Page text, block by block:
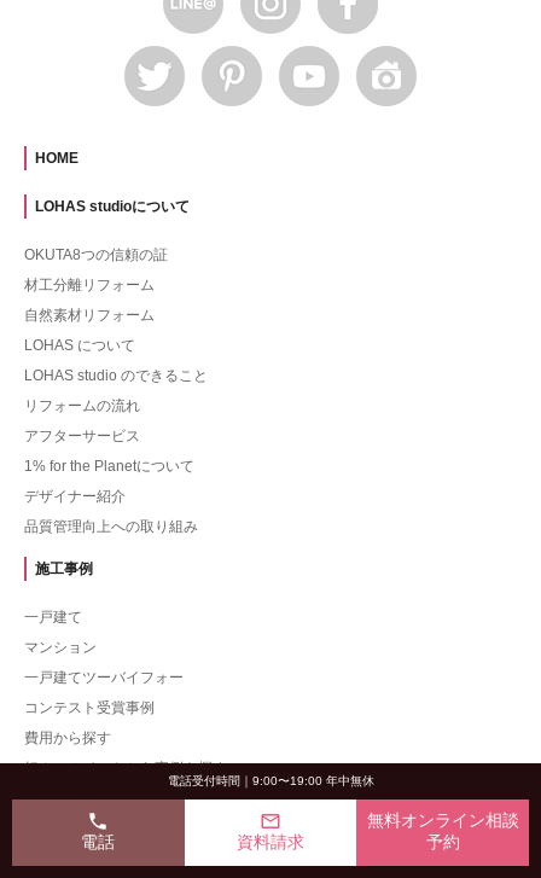
HOME
LOHAS studioについて
OKUTA8つの信頼の証
材工分離リフォーム
自然素材リフォーム
LOHAS について
LOHAS studio のできること
リフォームの流れ
アフターサービス
1% for the Planetについて
デザイナー紹介
品質管理向上への取り組み
施工事例
一戸建て
マンション
一戸建てツーバイフォー
コンテスト受賞事例
費用から探す
好みのテイストから事例を探す
部位から事例を探す
リフォームについて
電話受付時間｜9:00〜19:00 年中無休
phone
電話
mail_outline
資料請求
無料オンライン相談
予約